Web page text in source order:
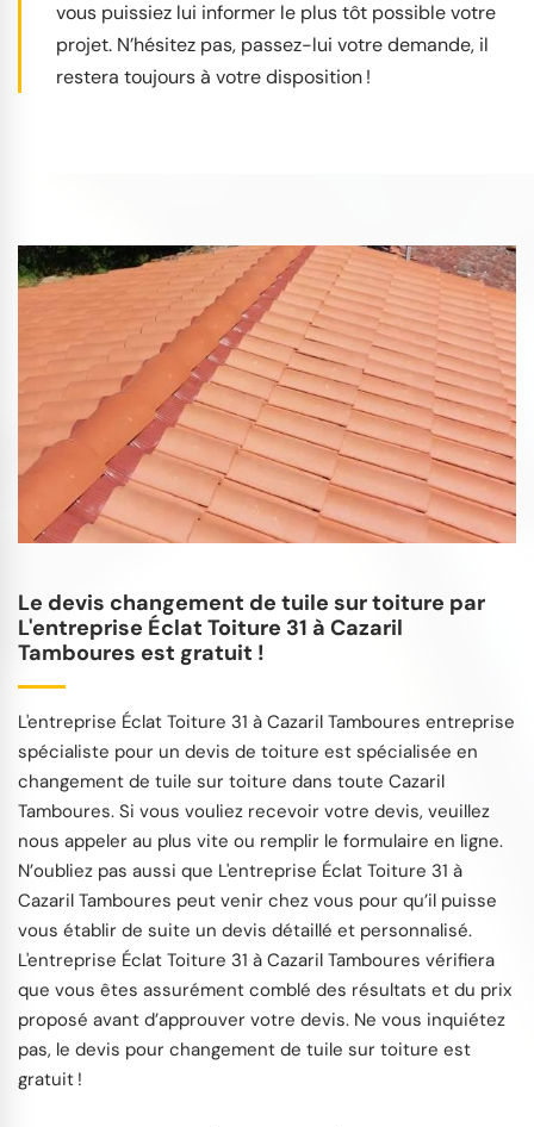
vous puissiez lui informer le plus tôt possible votre
projet. N’hésitez pas, passez-lui votre demande, il
restera toujours à votre disposition !
Le devis changement de tuile sur toiture par
L'entreprise Éclat Toiture 31 à Cazaril
Tamboures est gratuit !
L'entreprise Éclat Toiture 31 à Cazaril Tamboures entreprise
spécialiste pour un devis de toiture est spécialisée en
changement de tuile sur toiture dans toute Cazaril
Tamboures. Si vous vouliez recevoir votre devis, veuillez
nous appeler au plus vite ou remplir le formulaire en ligne.
N’oubliez pas aussi que L'entreprise Éclat Toiture 31 à
Cazaril Tamboures peut venir chez vous pour qu’il puisse
vous établir de suite un devis détaillé et personnalisé.
L'entreprise Éclat Toiture 31 à Cazaril Tamboures vérifiera
que vous êtes assurément comblé des résultats et du prix
proposé avant d’approuver votre devis. Ne vous inquiétez
pas, le devis pour changement de tuile sur toiture est
gratuit !